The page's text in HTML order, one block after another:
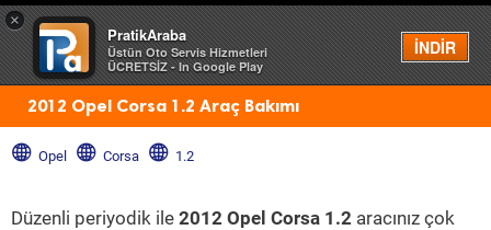
×
PratikAraba
Üstün Oto Servis Hizmetleri
ÜCRETSİZ - In Google Play
İNDİR
Menü
2012 Opel Corsa 1.2 Araç Bakımı
Opel Corsa 1.2
Düzenli periyodik ile 2012 Opel Corsa 1.2 aracınız çok